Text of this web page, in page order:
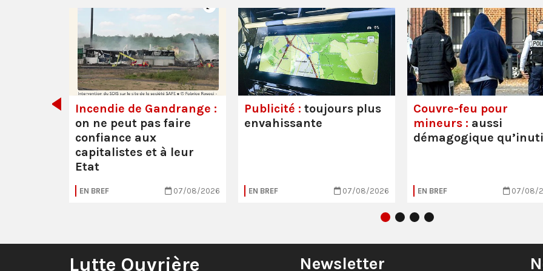
Incendie de Gandrange :
on ne peut pas faire
confiance aux
capitalistes et à leur
Etat
EN BREF 07/08/2026
Publicité : toujours plus
envahissante
EN BREF 07/08/2026
Couvre-feu pour
mineurs : aussi
démagogique
EN BREF 07/08/
Lutte Ouvrière Newsletter